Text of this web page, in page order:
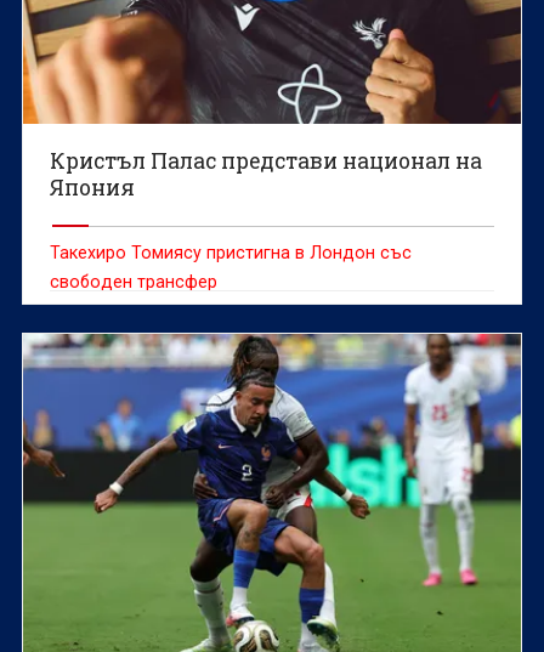
Кристъл Палас представи национал на
Япония
Такехиро Томиясу пристигна в Лондон със
свободен трансфер